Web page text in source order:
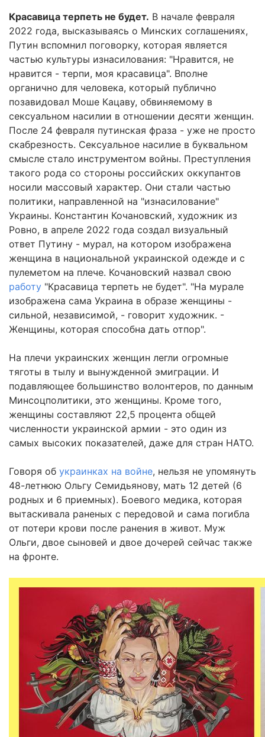
Красавица терпеть не будет. В начале февраля
2022 года, высказываясь о Минских соглашениях,
Путин вспомнил поговорку, которая является
частью культуры изнасилования: "Нравится, не
нравится - терпи, моя красавица". Вполне
органично для человека, который публично
позавидовал Моше Кацаву, обвиняемому в
сексуальном насилии в отношении десяти женщин.
После 24 февраля путинская фраза - уже не просто
скабрезность. Сексуальное насилие в буквальном
смысле стало инструментом войны. Преступления
такого рода со стороны российских оккупантов
носили массовый характер. Они стали частью
политики, направленной на "изнасилование"
Украины. Константин Кочановский, художник из
Ровно, в апреле 2022 года создал визуальный
ответ Путину - мурал, на котором изображена
женщина в национальной украинской одежде и с
пулеметом на плече. Кочановский назвал свою
работу "Красавица терпеть не будет". "На мурале
изображена сама Украина в образе женщины -
сильной, независимой, - говорит художник. -
Женщины, которая способна дать отпор".
На плечи украинских женщин легли огромные
тяготы в тылу и вынужденной эмиграции. И
подавляющее большинство волонтеров, по данным
Минсоцполитики, это женщины. Кроме того,
женщины составляют 22,5 процента общей
численности украинской армии - это один из
самых высоких показателей, даже для стран НАТО.
Говоря об украинках на войне, нельзя не упомянуть
48-летнюю Ольгу Семидьянову, мать 12 детей (6
родных и 6 приемных). Боевого медика, которая
вытаскивала раненых с передовой и сама погибла
от потери крови после ранения в живот. Муж
Ольги, двое сыновей и двое дочерей сейчас также
на фронте.